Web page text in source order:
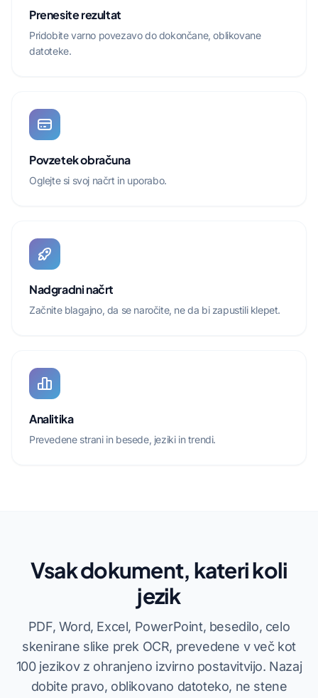
Prenesite rezultat
Pridobite varno povezavo do dokončane, oblikovane
datoteke.
Povzetek obračuna
Oglejte si svoj načrt in uporabo.
Nadgradni načrt
Začnite blagajno, da se naročite, ne da bi zapustili klepet.
Analitika
Prevedene strani in besede, jeziki in trendi.
Vsak dokument, kateri koli
jezik
PDF, Word, Excel, PowerPoint, besedilo, celo
skenirane slike prek OCR, prevedene v več kot
100 jezikov z ohranjeno izvirno postavitvijo. Nazaj
dobite pravo, oblikovano datoteko, ne stene